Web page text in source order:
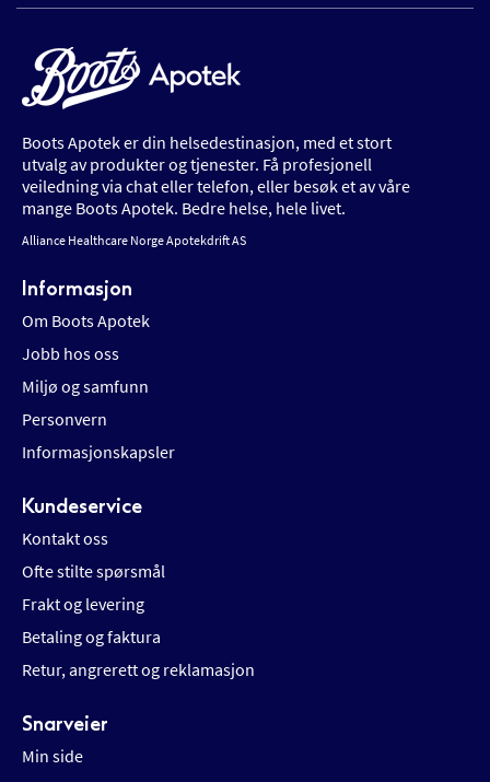
Boots Apotek er din helsedestinasjon, med et stort
utvalg av produkter og tjenester. Få profesjonell
veiledning via chat eller telefon, eller besøk et av våre
mange Boots Apotek. Bedre helse, hele livet.
Alliance Healthcare Norge Apotekdrift AS
Informasjon
Om Boots Apotek
Jobb hos oss
Miljø og samfunn
Personvern
Informasjonskapsler
Kundeservice
Kontakt oss
Ofte stilte spørsmål
Frakt og levering
Betaling og faktura
Retur, angrerett og reklamasjon
Snarveier
Min side